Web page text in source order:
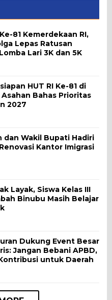
81 Kemerdekaan RI,
Lepas Ratusan
Lari 3K dan 5K
HUT RI Ke-81 di
Bahas Prioritas
2027
dan Wakil Bupati Hadiri
Kantor Imigrasi
Layak, Siswa Kelas III
Binubu Masih Belajar
Dukung Event Besar
Jangan Bebani APBD,
untuk Daerah